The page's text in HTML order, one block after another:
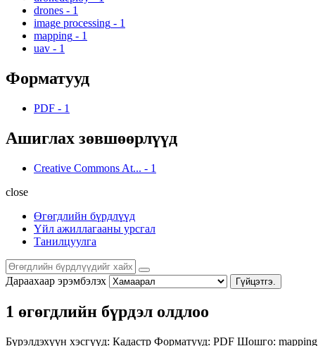
drones - 1
image processing - 1
mapping - 1
uav - 1
Форматууд
PDF - 1
Ашиглах зөвшөөрлүүд
Creative Commons At... - 1
close
Өгөгдлийн бүрдлүүд
Үйл ажиллагааны урсгал
Танилцуулга
Дараахаар эрэмбэлэх Гүйцэтгэ.
1 өгөгдлийн бүрдэл олдлоо
Бүрэлдэхүүн хэсгүүд: Кадастр Форматууд: PDF Шошго: mapping